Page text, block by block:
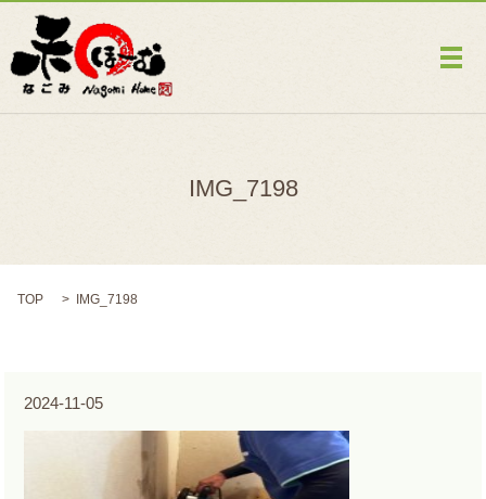
メ
IMG_7198
TOP IMG_7198
2024-11-05